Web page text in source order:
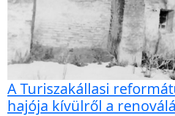
A Turiszakállasi
hajója kívülről a